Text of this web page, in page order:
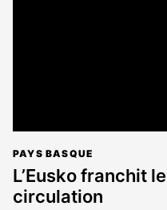
PAYS BASQUE
L’Eusko franchit
circulation